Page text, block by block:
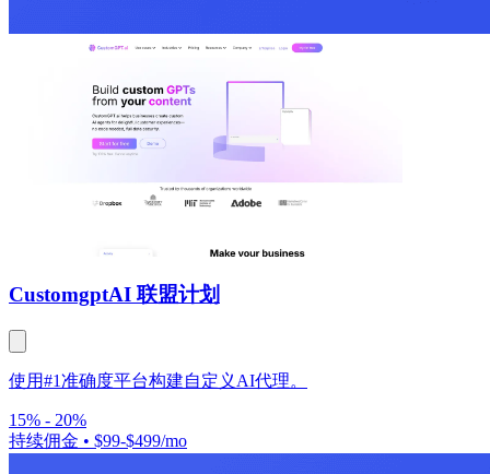
CustomgptAI 联盟计划
使用#1准确度平台构建自定义AI代理。
15% - 20%
持续佣金 • $99-$499/mo